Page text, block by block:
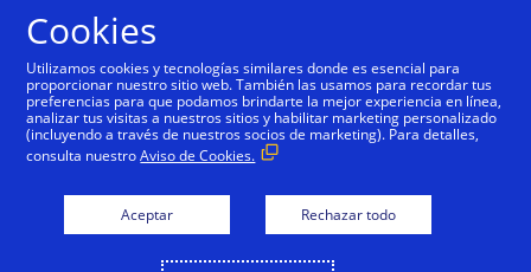
Cookies
Utilizamos cookies y tecnologías similares donde es esencial para
proporcionar nuestro sitio web. También las usamos para recordar tus
preferencias para que podamos brindarte la mejor experiencia en línea,
analizar tus visitas a nuestros sitios y habilitar marketing personalizado
(incluyendo a través de nuestros socios de marketing). Para detalles,
consulta nuestroAviso de Cookies.
Aceptar Rechazar todo